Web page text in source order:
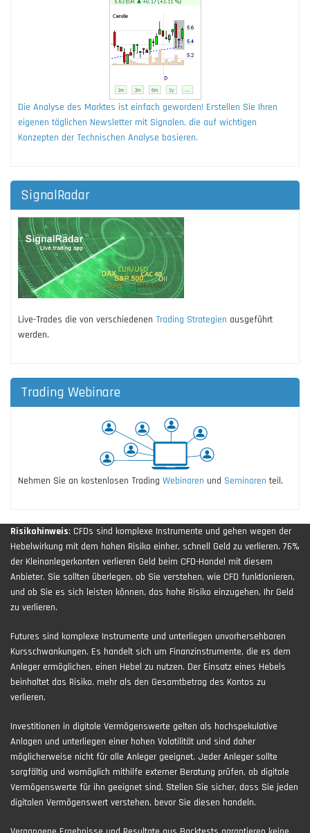
Die Analyse des Marktes ist einfach geworden! Erstellen Sie Ihren
eigenen täglichen Newsletter mit Signalen, die auf wichtigen
Konzepten der Technischen Analyse basieren.
SignalRadar
Live-Trades die von verschiedenen Trading Strategien ausgeführt
werden.
Trading Webinare
Nehmen Sie an kostenlosen Trading Webinaren und Seminaren teil.
Risikohinweis: CFDs sind komplexe Instrumente und gehen wegen der
Hebelwirkung mit dem hohen Risiko einher, schnell Geld zu verlieren. 76%
der Kleinanlegerkonten verlieren Geld beim CFD-Handel mit diesem
Anbieter. Sie sollten überlegen, ob Sie verstehen, wie CFD funktionieren,
und ob Sie es sich leisten können, das hohe Risiko einzugehen, Ihr Geld
zu verlieren.
Futures sind komplexe Instrumente und unterliegen unvorhersehbaren
Kursschwankungen. Es handelt sich um Finanzinstrumente, die es dem
Anleger ermöglichen, einen Hebel zu nutzen. Der Einsatz eines Hebels
beinhaltet das Risiko, mehr als den Gesamtbetrag des Kontos zu
verlieren.
Investitionen in digitale Vermögenswerte gelten als hochspekulative
Anlagen und unterliegen einer hohen Volatilität und sind daher
möglicherweise nicht für alle Anleger geeignet. Jeder Anleger sollte
sorgfältig und womöglich mithilfe externer Beratung prüfen, ob digitale
Vermögenswerte für ihn geeignet sind. Stellen Sie sicher, dass Sie jeden
digitalen Vermögenswert verstehen, bevor Sie diesen handeln.